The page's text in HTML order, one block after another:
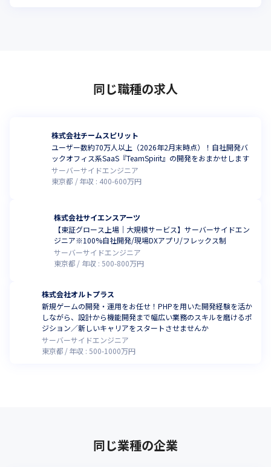
同じ職種の求人
株式会社チームスピリット
ユーザー数約70万人以上（2026年2月末時点）！自社開発バ
ックオフィス系SaaS『TeamSpirit』の開発をおまかせします
サーバーサイドエンジニア
東京都
年収 : 400-600万円
株式会社サイエンスアーツ
【東証グロース上場｜大規模サービス】サーバーサイドエン
ジニア※100%自社開発/現場DXアプリ/フレックス制
サーバーサイドエンジニア
東京都
年収 : 500-800万円
株式会社オルトプラス
新規ゲームの開発・運用をお任せ！PHPを用いた開発経験を活か
しながら、設計から機能開発まで幅広い業務のスキルを磨けるポ
ジション／新しいキャリアをスタートさせませんか
サーバーサイドエンジニア
東京都
年収 :500-1000万円
同じ業種の企業